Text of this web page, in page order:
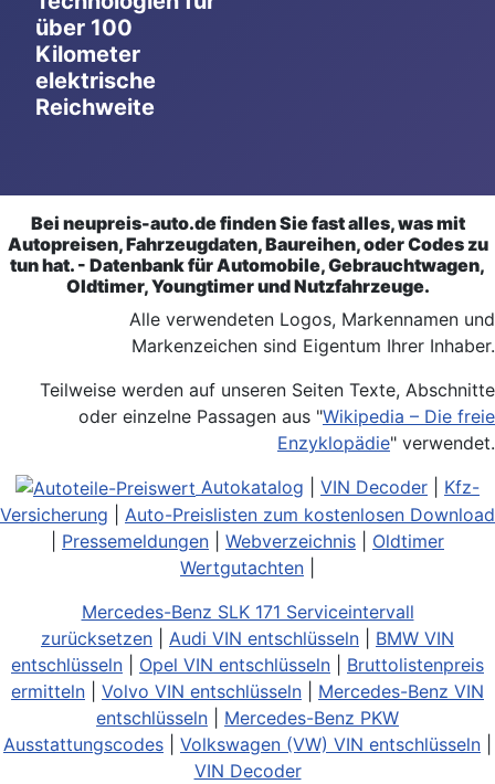
über 100
Kilometer
elektrische
Reichweite
Bei neupreis-auto.de finden Sie fast alles, was mit
Autopreisen, Fahrzeugdaten, Baureihen, oder Codes zu
tun hat. - Datenbank für Automobile, Gebrauchtwagen,
Oldtimer, Youngtimer und Nutzfahrzeuge.
Alle verwendeten Logos, Markennamen und
Markenzeichen sind Eigentum Ihrer Inhaber.
Teilweise werden auf unseren Seiten Texte, Abschnitte
oder einzelne Passagen aus "Wikipedia – Die freie
Enzyklopädie" verwendet.
Autokatalog
VIN Decoder
Kfz-
Versicherung
Auto-Preislisten zum kostenlosen Download
Pressemeldungen Webverzeichnis
Oldtimer
Wertgutachten
Mercedes-Benz SLK 171 Serviceintervall
zurücksetzen
Audi VIN entschlüsseln
BMW VIN
entschlüsseln
Opel VIN entschlüsseln
Bruttolistenpreis
ermitteln
Volvo VIN entschlüsseln
Mercedes-Benz VIN
entschlüsseln
Mercedes-Benz PKW
Ausstattungscodes
Volkswagen (VW) VIN entschlüsseln
VIN Decoder